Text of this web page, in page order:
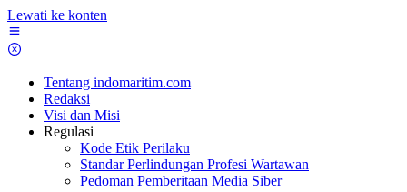
Lewati ke konten
Tentang indomaritim.com
Redaksi
Visi dan Misi
Regulasi
Kode Etik Perilaku
Standar Perlindungan Profesi Wartawan
Pedoman Pemberitaan Media Siber